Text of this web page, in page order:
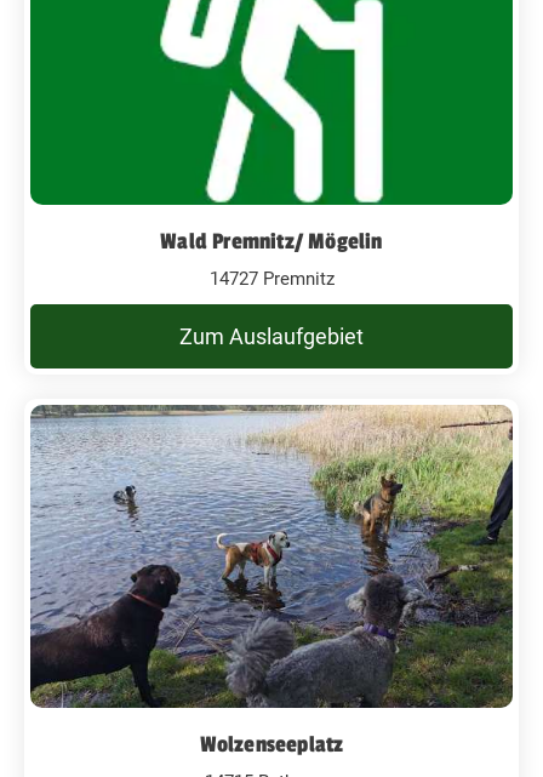
Wald Premnitz/ Mögelin
14727 Premnitz
Zum Auslaufgebiet
Wolzenseeplatz